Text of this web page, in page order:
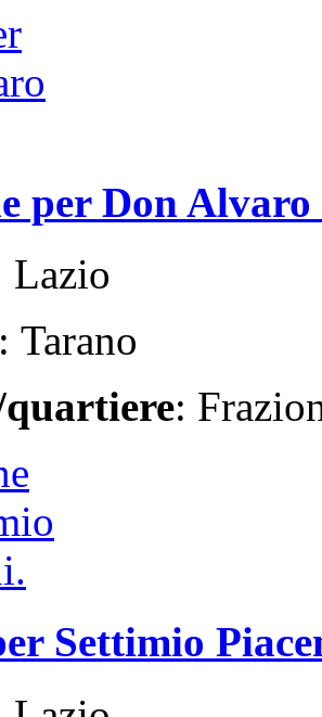
per Don
Lazio
: Tarano
:
Settimio